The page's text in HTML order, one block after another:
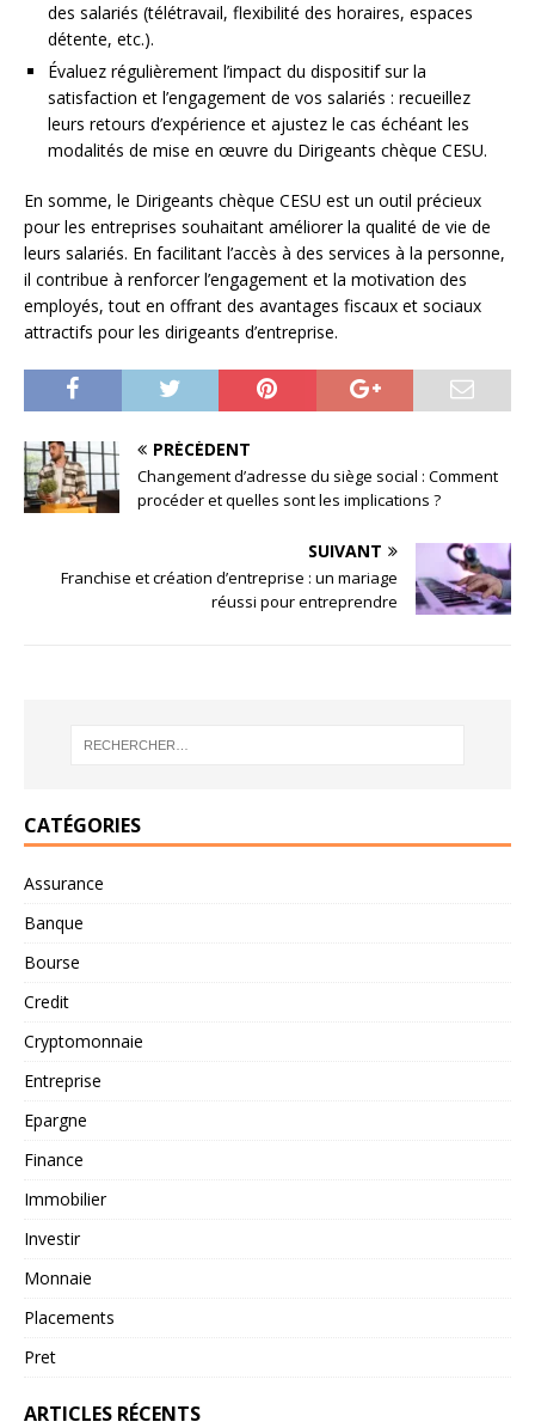
des salariés (télétravail, flexibilité des horaires, espaces
détente, etc.).
Évaluez régulièrement l’impact du dispositif sur la
satisfaction et l’engagement de vos salariés : recueillez
leurs retours d’expérience et ajustez le cas échéant les
modalités de mise en œuvre du Dirigeants chèque CESU.
En somme, le Dirigeants chèque CESU est un outil précieux
pour les entreprises souhaitant améliorer la qualité de vie de
leurs salariés. En facilitant l’accès à des services à la personne,
il contribue à renforcer l’engagement et la motivation des
employés, tout en offrant des avantages fiscaux et sociaux
attractifs pour les dirigeants d’entreprise.
PRÉCÉDENT
Changement d’adresse du siège social : Comment
procéder et quelles sont les implications ?
SUIVANT
Franchise et création d’entreprise : un mariage
réussi pour entreprendre
CATÉGORIES
Assurance
Banque
Bourse
Credit
Cryptomonnaie
Entreprise
Epargne
Finance
Immobilier
Investir
Monnaie
Placements
Pret
ARTICLES RÉCENTS